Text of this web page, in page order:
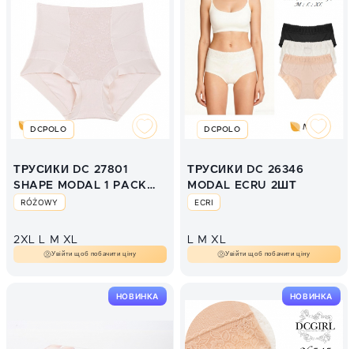
DCPOLO
ТРУСИКИ DC 27801
SHAPE MODAL 1 PACK
RÓŻ
RÓŻOWY
2XL L M XL
Увійти щоб побачити ціну
DCPOLO
ТРУСИКИ DC 26346
MODAL ECRU 2ШТ
ECRI
L M XL
Увійти щоб побачити ціну
НОВИНКА НОВИНКА